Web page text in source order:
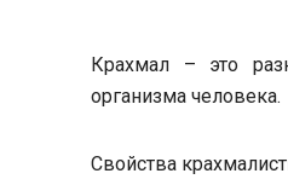
Крахмал – это
организма человека.
Свойства